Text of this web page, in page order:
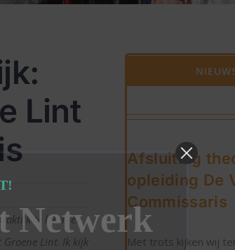
Lint
te leren en
Groene Lint. Ik kijk
Afsluiting
opleiding De
Commissaris
Met trots kijken wij
Netwerk